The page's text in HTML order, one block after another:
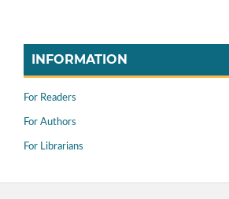
INFORMATION
For Readers
For Authors
For Librarians